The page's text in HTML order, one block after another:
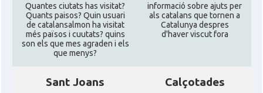
Casal Catalan Institute of America
Casal Fundació Paulí Bellet
Casal
North American Catalan Society
(NACS)
Quantes ciutats has visitat?
Quants paisos? Quin usuari
de catalansalmon ha visitat
més països i cuutats? quins
son els que mes agraden i els
que menys?
informació sobre ajuts per
als catalans que tornen a
Catalunya despres
d'haver viscut fora
Sant Joans Calçotades